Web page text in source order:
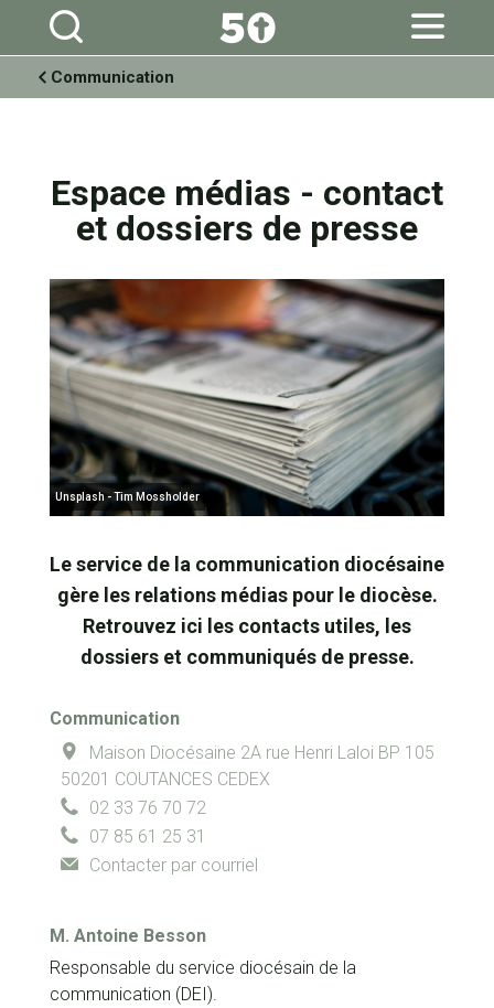
Aller
personnels
Communication
Espace médias - contact
et dossiers de presse
Unsplash - Tim Mossholder
Le service de la communication diocésaine
gère les relations médias pour le diocèse.
Retrouvez ici les contacts utiles, les
dossiers et communiqués de presse.
Communication
Maison Diocésaine 2A rue Henri Laloi BP 105
50201 COUTANCES CEDEX
02 33 76 70 72
07 85 61 25 31
Contacter par courriel
M. Antoine Besson
Responsable du service diocésain de la
communication (DEI).